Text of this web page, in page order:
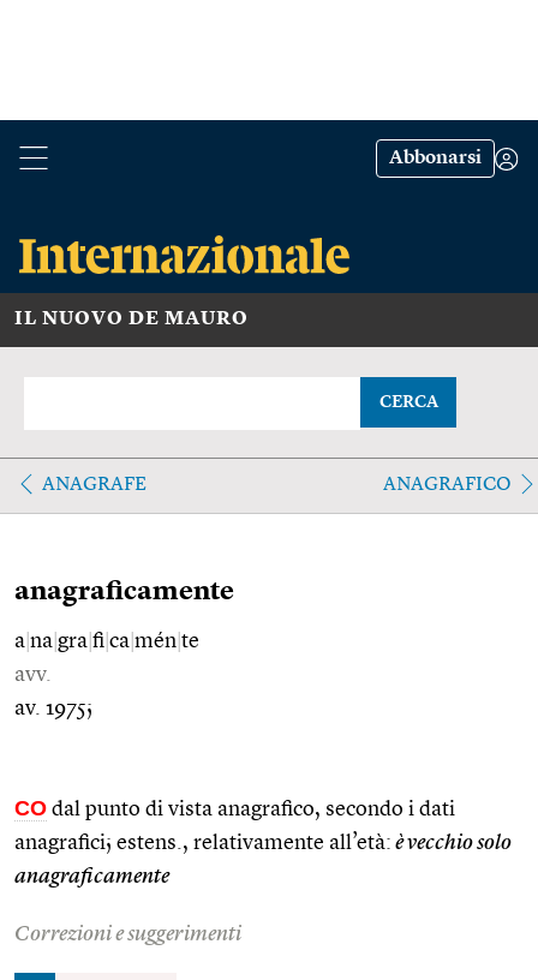
Abbonarsi
IL NUOVO DE MAURO
CERCA
ANAGRAFE ANAGRAFICO
anagraficamente
a na gra fi ca mén te
avv.
av. 1975;
CO dal punto di vista anagrafico, secondo i dati
anagrafici; estens., relativamente all’età: è vecchio solo
anagraficamente
Correzioni e suggerimenti